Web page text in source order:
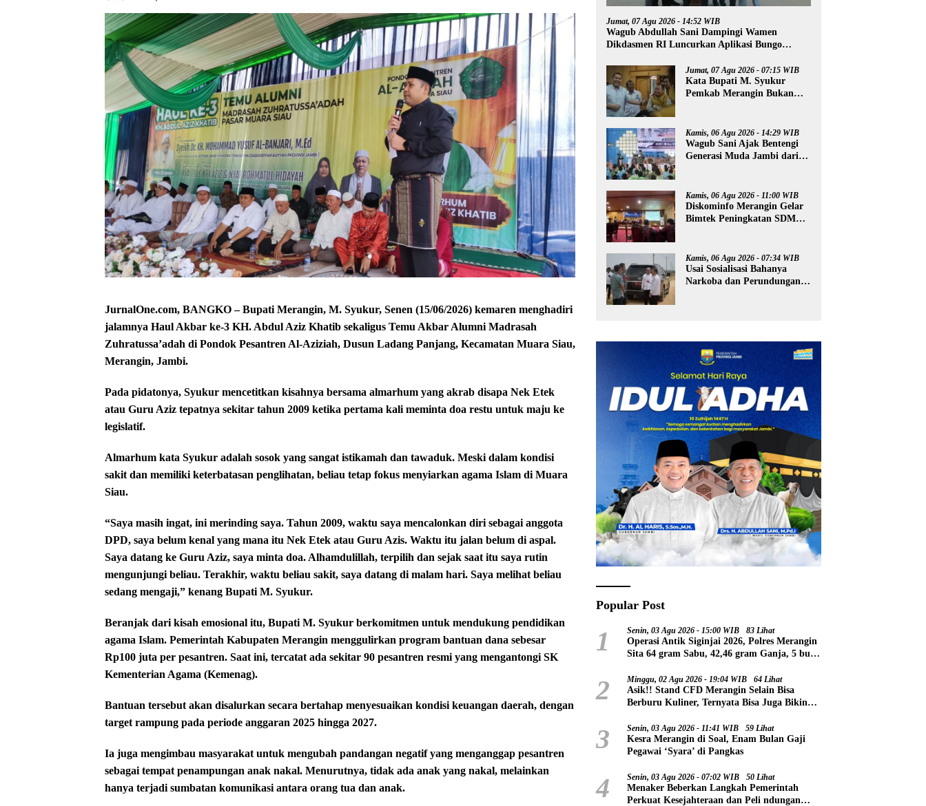
JurnalOne.com, BANGKO – Bupati Merangin, M. Syukur, Senen (15/06/2026) kemaren menghadiri
jalamnya Haul Akbar ke-3 KH. Abdul Aziz Khatib sekaligus Temu Akbar Alumni Madrasah
Zuhratussa’adah di Pondok Pesantren Al-Aziziah, Dusun Ladang Panjang, Kecamatan Muara Siau,
Merangin, Jambi.
Pada pidatonya, Syukur mencetitkan kisahnya bersama almarhum yang akrab disapa Nek Etek
atau Guru Aziz tepatnya sekitar tahun 2009 ketika pertama kali meminta doa restu untuk maju ke
legislatif.
Almarhum kata Syukur adalah sosok yang sangat istikamah dan tawaduk. Meski dalam kondisi
sakit dan memiliki keterbatasan penglihatan, beliau tetap fokus menyiarkan agama Islam di Muara
Siau.
“Saya masih ingat, ini merinding saya. Tahun 2009, waktu saya mencalonkan diri sebagai anggota
DPD, saya belum kenal yang mana itu Nek Etek atau Guru Azis. Waktu itu jalan belum di aspal.
Saya datang ke Guru Aziz, saya minta doa. Alhamdulillah, terpilih dan sejak saat itu saya rutin
mengunjungi beliau. Terakhir, waktu beliau sakit, saya datang di malam hari. Saya melihat beliau
sedang mengaji,” kenang Bupati M. Syukur.
Beranjak dari kisah emosional itu, Bupati M. Syukur berkomitmen untuk mendukung pendidikan
agama Islam. Pemerintah Kabupaten Merangin menggulirkan program bantuan dana sebesar
Rp100 juta per pesantren. Saat ini, tercatat ada sekitar 90 pesantren resmi yang mengantongi SK
Kementerian Agama (Kemenag).
Bantuan tersebut akan disalurkan secara bertahap menyesuaikan kondisi keuangan daerah, dengan
target rampung pada periode anggaran 2025 hingga 2027.
Ia juga mengimbau masyarakat untuk mengubah pandangan negatif yang menganggap pesantren
sebagai tempat penampungan anak nakal. Menurutnya, tidak ada anak yang nakal, melainkan
hanya terjadi sumbatan komunikasi antara orang tua dan anak.
Jumat, 07 Agu 2026 - 14:52 WIB
Wagub Abdullah Sani Dampingi Wamen
Dikdasmen RI Luncurkan Aplikasi Bungo
Jumat, 07 Agu 2026 - 07:15 WIB
Kata Bupati M. Syukur
Pemkab Merangin Bukan
Kamis, 06 Agu 2026 - 14:29 WIB
Wagub Sani Ajak Bentengi
Generasi Muda Jambi dari
Kamis, 06 Agu 2026 - 11:00 WIB
Diskominfo Merangin Gelar
Bimtek Peningkatan SDM
Kamis, 06 Agu 2026 - 07:34 WIB
Usai Sosialisasi Bahanya
Narkoba dan Perundungan,
Popular Post
1 Senin, 03 Agu 2026 - 15:00 WIB 83 Lihat
Operasi Antik Siginjai 2026, Polres Merangin
Sita 64 gram Sabu, 42,46 gram Ganja, 5 butir
2 Minggu, 02 Agu 2026 - 19:04 WIB 64 Lihat
Asik!! Stand CFD Merangin Selain Bisa
Berburu Kuliner, Ternyata Bisa Juga Bikin
3 Senin, 03 Agu 2026 - 11:41 WIB 59 Lihat
Kesra Merangin di Soal, Enam Bulan Gaji
Pegawai ‘Syara’ di Pangkas
4 Senin, 03 Agu 2026 - 07:02 WIB 50 Lihat
Menaker Beberkan Langkah Pemerintah
Perkuat Kesejahteraan dan Peli ndungan